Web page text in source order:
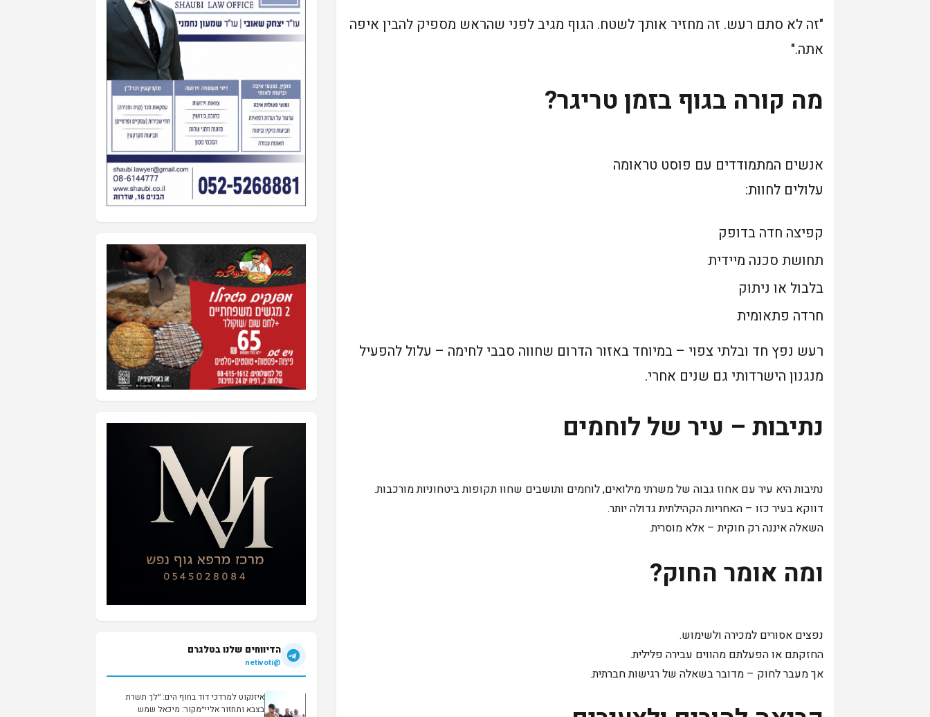
"זה לא סתם רעש. זה מחזיר אותך לשטח. הגוף מגיב לפני שהראש מספיק להבין איפה
אתה."
מה קורה בגוף בזמן טריגר?
אנשים המתמודדים עם פוסט טראומה
עלולים לחוות:
קפיצה חדה בדופק
תחושת סכנה מיידית
בלבול או ניתוק
חרדה פתאומית
רעש נפץ חד ובלתי צפוי – במיוחד באזור הדרום שחווה סבבי לחימה – עלול להפעיל
מנגנון הישרדותי גם שנים אחרי.
נתיבות – עיר של לוחמים
נתיבות היא עיר עם אחוז גבוה של משרתי מילואים, לוחמים ותושבים שחוו תקופות ביטחוניות מורכבות.
דווקא בעיר כזו – האחריות הקהילתית גדולה יותר.
השאלה איננה רק חוקית – אלא מוסרית.
ומה אומר החוק?
נפצים אסורים למכירה ולשימוש.
החזקתם או הפעלתם מהווים עבירה פלילית.
אך מעבר לחוק – מדובר בשאלה של רגישות חברתית.
הדיווחים שלנו בטלגרם
@netivoti
איזנקוט למרדכי דוד בחוף הים: ״לך תשרת
בצבא ותחזור אליי״מקור: מיכאל שמש